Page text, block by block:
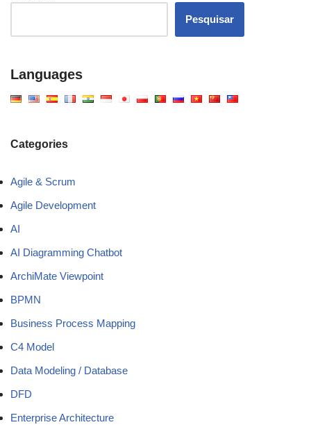
Pesquisar
Languages
Categories
Agile & Scrum
Agile Development
AI
AI Diagramming Chatbot
ArchiMate Viewpoint
BPMN
Business Process Mapping
C4 Model
Data Modeling / Database
DFD
Enterprise Architecture